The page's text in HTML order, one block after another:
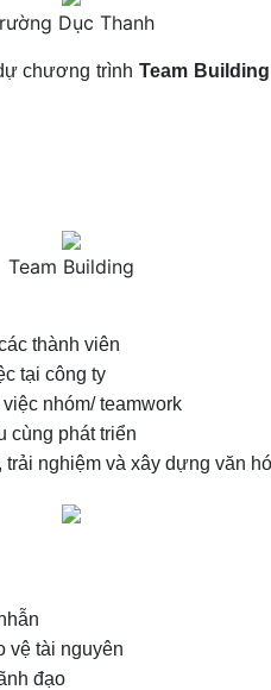
Dục Thanh
chương trình Team Building
Team Building
thành viên
tại công ty
nhóm/ teamwork
cùng phát triển
nghiệm và xây dựng văn
vệ tài nguyên
đạo